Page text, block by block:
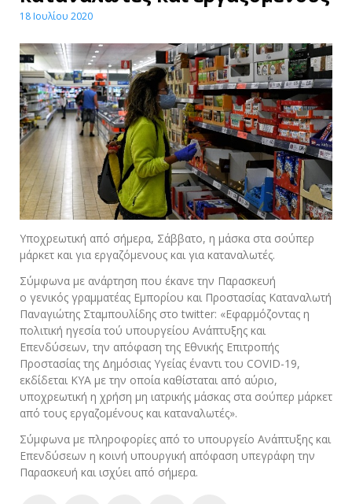
18 Ιουλίου 2020
Υποχρεωτική από σήμερα, Σάββατο, η μάσκα στα σούπερ
μάρκετ και για εργαζόμενους και για καταναλωτές.
Σύμφωνα με ανάρτηση που έκανε την Παρασκευή
ο γενικός γραμματέας Εμπορίου και Προστασίας Καταναλωτή
Παναγιώτης Σταμπουλίδης στο twitter: «Εφαρμόζοντας η
πολιτική ηγεσία τού υπουργείου Ανάπτυξης και
Επενδύσεων, την απόφαση της Εθνικής Επιτροπής
Προστασίας της Δημόσιας Υγείας έναντι του COVID-19,
εκδίδεται ΚΥΑ με την οποία καθίσταται από αύριο,
υποχρεωτική η χρήση μη ιατρικής μάσκας στα σούπερ μάρκετ
από τους εργαζομένους και καταναλωτές».
Σύμφωνα με πληροφορίες από το υπουργείο Ανάπτυξης και
Επενδύσεων η κοινή υπουργική απόφαση υπεγράφη την
Παρασκευή και ισχύει από σήμερα.